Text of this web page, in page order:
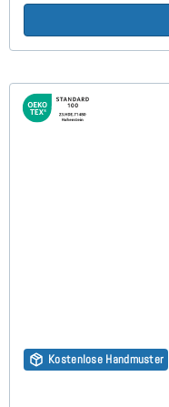
Kostenlose Handmuster